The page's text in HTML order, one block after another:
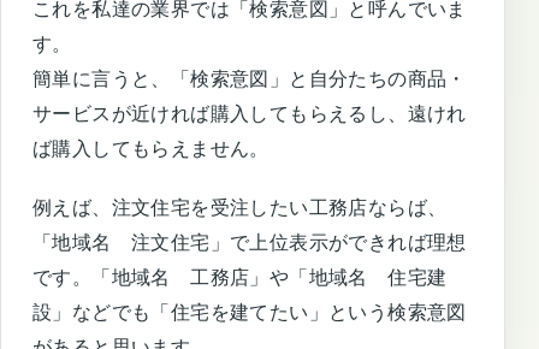
これを私達の業界では「検索意図」と呼んでいま
す。
簡単に言うと、「検索意図」と自分たちの商品・
サービスが近ければ購入してもらえるし、遠けれ
ば購入してもらえません。
例えば、注文住宅を受注したい工務店ならば、
「地域名 注文住宅」で上位表示ができれば理想
です。「地域名 工務店」や「地域名 住宅建
設」などでも「住宅を建てたい」という検索意図